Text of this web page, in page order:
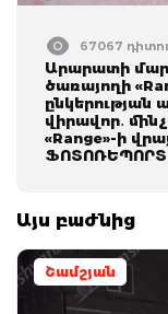
67067
Արարատի
ծառայողի
ընկերության
վիրավոր․
«Range»-ի
Այս բաժնից
Շամշյան